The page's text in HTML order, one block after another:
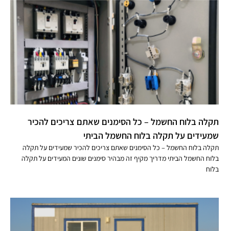
תקלה בלוח החשמל – כל הסימנים שאתם צריכים להכיר
שמעידים על תקלה בלוח החשמל הביתי
תקלה בלוח החשמל – כל הסימנים שאתם צריכים להכיר שמעידים על תקלה
בלוח החשמל הביתי מדריך מקיף זה מבהיר סימנים שונים המעידים על תקלה
בלוח